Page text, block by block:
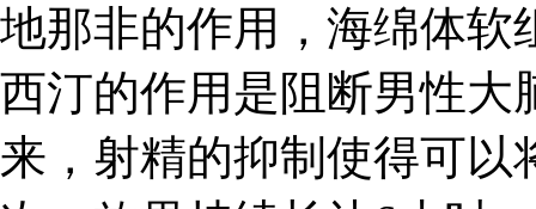
地那非的作用，海绵体软
西汀的作用是阻断男性大
来，射精的抑制使得可以